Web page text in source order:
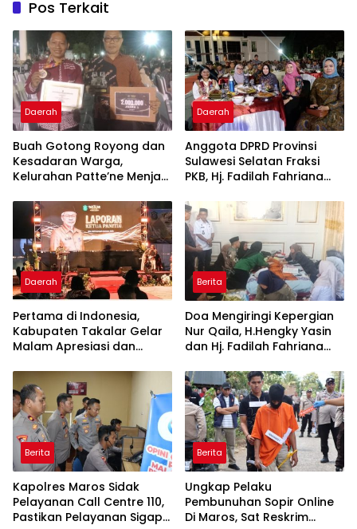
Pos Terkait
Daerah
Buah Gotong Royong dan
Kesadaran Warga,
Kelurahan Patte’ne Menjadi
2026
Daerah
Anggota DPRD Provinsi
Sulawesi Selatan Fraksi
PKB, Hj. Fadilah Fahriana
Takalar Menyalakan
Lentera Pengabdian
Melalui Malam Apresiasi
dan Inovasi Award 2026
Daerah
Pertama di Indonesia,
Kabupaten Takalar Gelar
Malam Apresiasi dan
Panggung Penghargaan
bagi Pelayan Publik
Berprestasi
Berita
Doa Mengiringi Kepergian
Nur Qaila, H.Hengky Yasin
dan Hj. Fadilah Fahriana
Keluarga
Berita
Kapolres Maros Sidak
Pelayanan Call Centre 110,
Pastikan Pelayanan Sigap
Berita
Ungkap Pelaku
Pembunuhan Sopir Online
Di Maros, Sat Reskrim